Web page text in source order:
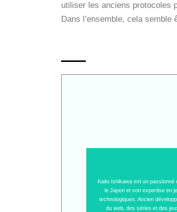
utiliser les anciens protocoles
Dans l’ensemble, cela
Kaito Ishikawa est un
le Japon et son expertise en
technologiques. Ancien
du web, des séries et des